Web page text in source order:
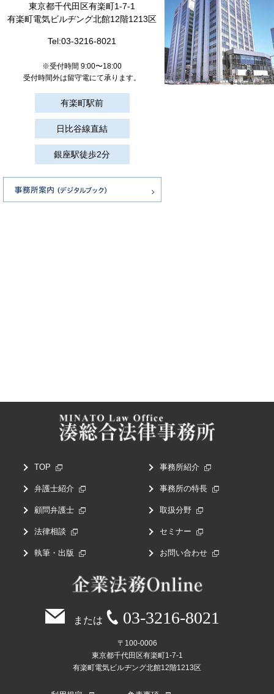
東京都千代田区有楽町1-7-1
有楽町電気ビルヂング北館12階1213区
Tel:03-3216-8021
※受付時間 9:00〜18:00
受付時間外は留守電にて承ります。
有楽町駅前
日比谷線直結
銀座駅徒歩2分
TOP 事務所紹介
弁護士紹介 事務所の特長
顧問弁護士 取扱分野
法律相談 セミナー
執筆・出版 お問い合わせ
または 03-3216-8021
〒100-0006
東京都千代田区有楽町1-7-1
有楽町電気ビルヂング北館12階1213区